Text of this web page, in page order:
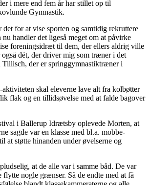
i mere end fem år har stillet op til
Gymnastik.
det for at vise sporten og samtidig rekruttere
nu handler det ligeså meget om at påvirke
foreningsidræt til dem, der ellers aldrig ville
dét, der driver mig som træner i det
Tillisch, der er springgymnastiktræner i
skal eleverne lave alt fra kolbøtter
flak og en tillidsøvelse med at falde bagover
i Ballerup Idrætsby oplevede Morten, at
sagde var en klasse med bl.a. mobbe-
at støtte hinanden under øvelserne og
at de alle var i samme båd. De var
flytte nogle grænser. Så de endte med at få